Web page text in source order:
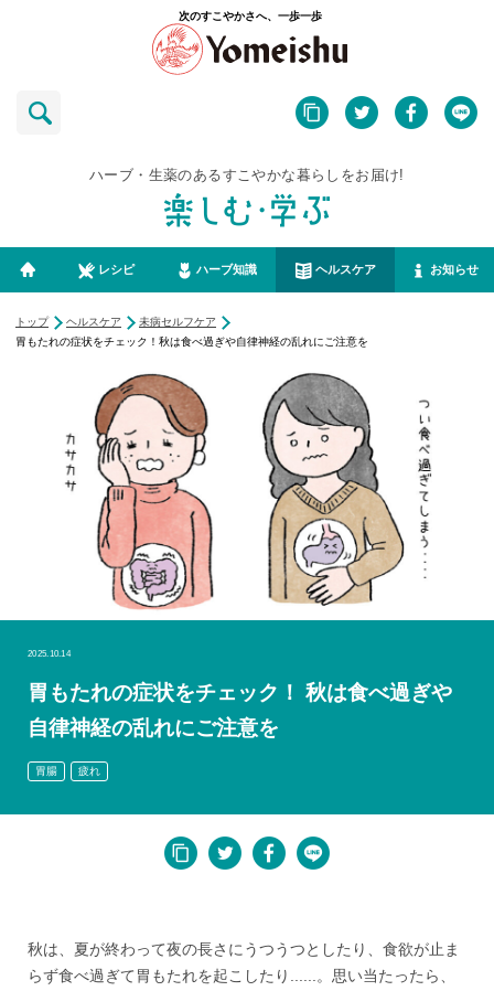
次のすこやかさへ、一歩一歩
ハーブ・生薬のあるすこやかな暮らしをお届け!
レシピ ハーブ知識 ヘルスケア お知らせ
トップ ヘルスケア
未病セルフケア
胃もたれの症状をチェック！秋は食べ過ぎや自律神経の乱れにご注意を
2025.10.14
胃もたれの症状をチェック！ 秋は食べ過ぎや
自律神経の乱れにご注意を
胃腸 疲れ
秋は、夏が終わって夜の長さにうつうつとしたり、食欲が止ま
らず食べ過ぎて胃もたれを起こしたり......。思い当たったら、